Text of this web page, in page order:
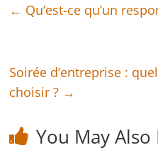
← Qu’est-ce qu’un
Soirée d’entreprise :
choisir ? →
You May Also